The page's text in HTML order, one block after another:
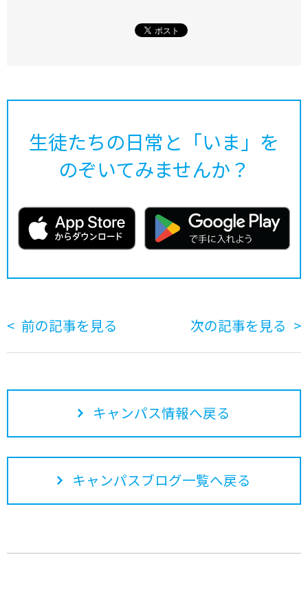
生徒たちの日常と「いま」を
のぞいてみませんか？
前の記事を見る 次の記事を見る
キャンパス情報へ戻る
キャンパスブログ一覧へ戻る